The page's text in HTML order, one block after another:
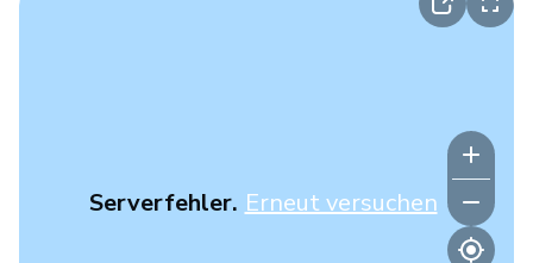
Serverfehler. Erneut versuchen